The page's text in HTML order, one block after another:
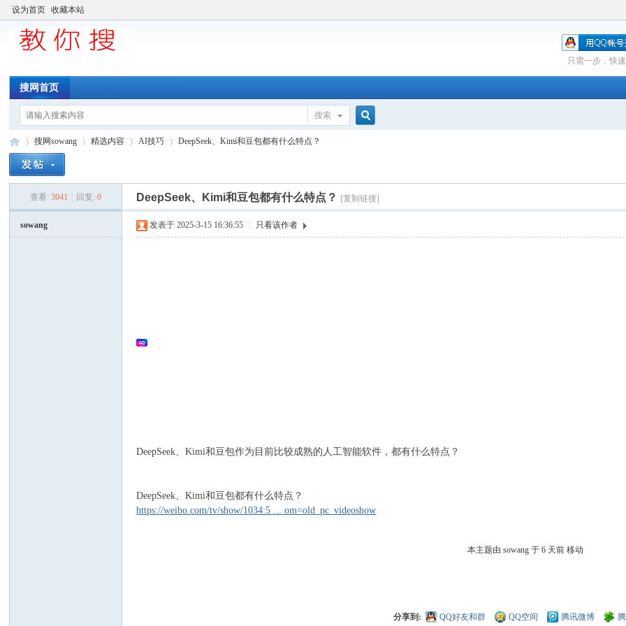
设为首页 收藏本站
只需一步，快
搜网首页
搜索
索
搜网sowang
›
精选内容 AI技巧
›
DeepSeek、Kimi和豆包都有什么特点？
查看: 3041 回复: 0 DeepSeek、Kimi和豆包都有什么特点？ [复制链接]
sowang 发表于 2025-3-15 16:36:55 只看该作者
DeepSeek、Kimi和豆包作为目前比较成熟的人工智能软件，都有什么特点？
DeepSeek、Kimi和豆包都有什么特点？
https://weibo.com/tv/show/1034:5 ... om=old_pc_videoshow
本主题由 sowang 于6 天前 移动
分享到: QQ好友和群 QQ空间 腾讯微博